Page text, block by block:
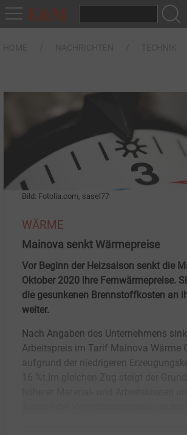
Bild: Fotolia.com, sasel77
WÄRME
Mainova senkt Wärmepreise
Vor Beginn der Heizsaison senkt die
Oktober 2020 ihre Fernwärmepreise.
die gesunkenen Brennstoffkosten an
weiter.
Nach Angaben des Unternehmens
Arbeitspreis im Tarif Mainova Wärme
aufgrund der niedrigeren